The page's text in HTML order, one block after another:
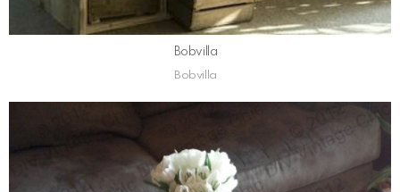
Bobvilla
Bobvilla